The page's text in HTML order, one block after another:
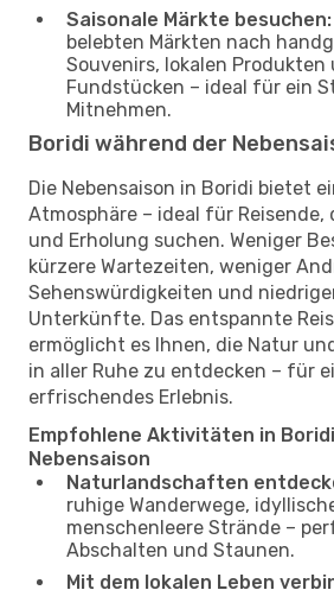
Saisonale Märkte besuchen:
belebten Märkten nach
Souvenirs, lokalen Produkten
Fundstücken – ideal für ein
Mitnehmen.
Boridi während der
Die Nebensaison in Boridi bietet
Atmosphäre – ideal für Reisende,
und Erholung suchen. Weniger
kürzere Wartezeiten, weniger
Sehenswürdigkeiten und
Unterkünfte. Das entspannte
ermöglicht es Ihnen, die Natur
in aller Ruhe zu entdecken – für
erfrischendes Erlebnis.
Empfohlene Aktivitäten in
Nebensaison
Naturlandschaften
ruhige Wanderwege,
menschenleere Strände –
Abschalten und Staunen.
Mit dem lokalen Leben